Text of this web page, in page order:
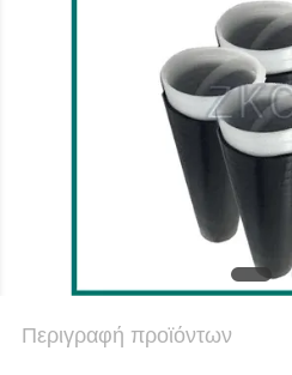
ΑΠΟΡΡΉΤΟΥ
Περιγραφή προϊόντων